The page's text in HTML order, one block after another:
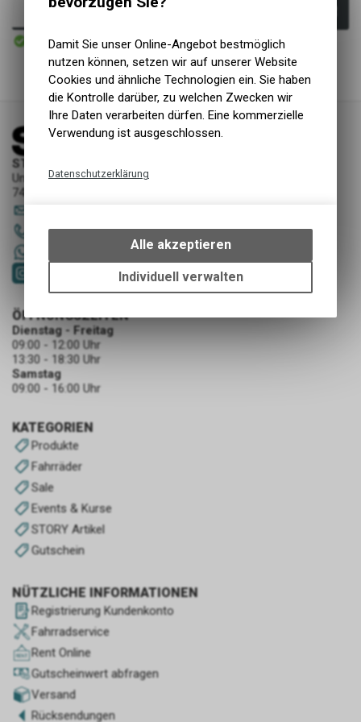
In den Warenkorb
Versand
STORY Sportwerkstatt - Thusis
Unterer Rosenbühl 7
7430 Thusis
081 651 52 53
KATEGORIEN
Produkte
Fahrräder
Sale
Events & Kurse
STORY Artikel
Gutschein
NÜTZLICHE INFORMATIONEN
Registrierung Kundenkonto
Fahrradservice
Rent Online
Gutscheinwert abfragen
Versand
Rücksendungen
ÖFFNUNGSZEITEN
Dienstag - Freitag
09:00 - 12:00 Uhr
13:30 - 18:30 Uhr
Samstag
09:00 - 16:00 Uhr
Damit Sie unser Online-Angebot bestmöglich
nutzen können, setzen wir auf unserer Website
Cookies und ähnliche Technologien ein. Sie haben
die Kontrolle darüber, zu welchen Zwecken wir
Ihre Daten verarbeiten dürfen. Eine kommerzielle
Verwendung ist ausgeschlossen.
Datenschutzerklärung
bestimmte Interaktionen und
Einstellungen auf Ihrem Gerät,
um die grundlegenden
Funktionen unseres Online-
Alle akzeptieren
Individuell verwalten